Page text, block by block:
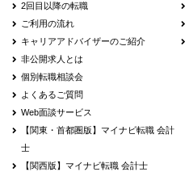
2回目以降の転職
ご利用の流れ
キャリアアドバイザーのご紹介
非公開求人とは
個別転職相談会
よくあるご質問
Web面談サービス
【関東・首都圏版】マイナビ転職 会計
士
【関西版】マイナビ転職 会計士